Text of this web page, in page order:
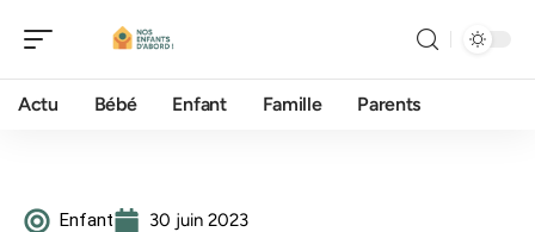
Actu Bébé Enfant Famille Parents
Enfant 30 juin 2023